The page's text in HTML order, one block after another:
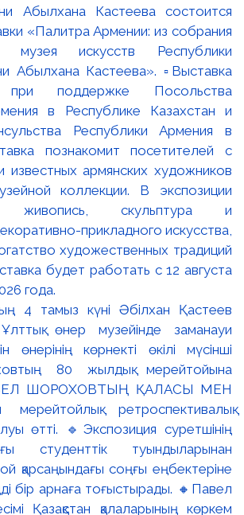
Абылхана Кастеева состоится
«Палитра Армении: из собрания
музея искусств Республики
Абылхана Кастеева». ▫️Выставка
при поддержке Посольства
в Республике Казахстан и
Республики Армения в
познакомит посетителей с
известных армянских художников
коллекции. В экспозиции
живопись, скульптура и
прикладного искусства,
художественных традиций
будет работать с 12 августа
года.